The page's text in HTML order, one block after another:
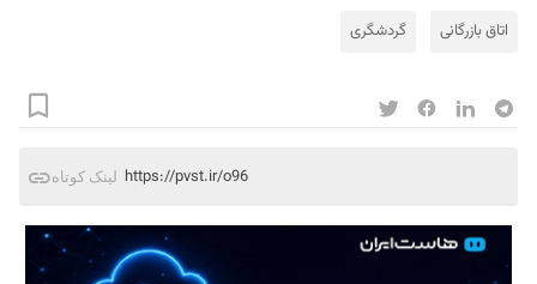
اتاق بازرگانی گردشگری
لینک کوتاه https://pvst.ir/o96